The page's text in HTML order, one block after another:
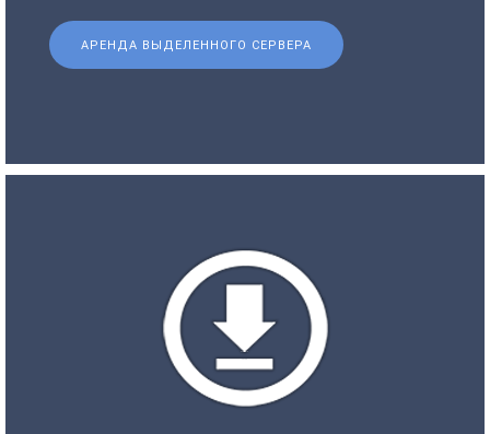
АРЕНДА ВЫДЕЛЕННОГО СЕРВЕРА